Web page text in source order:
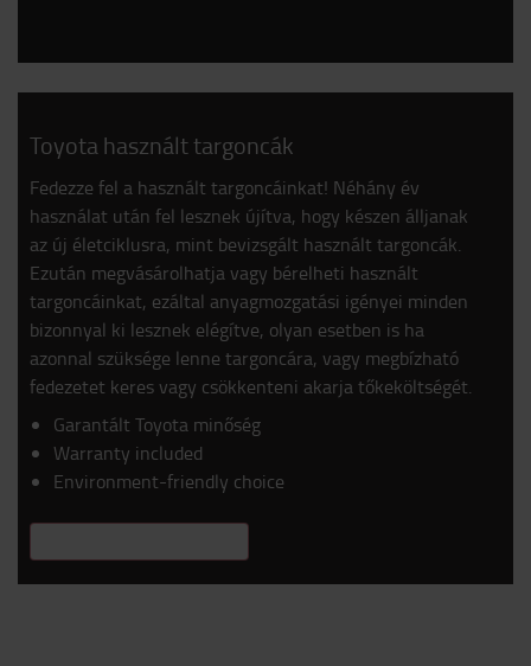
Toyota használt targoncák
Fedezze fel a használt targoncáinkat! Néhány év
használat után fel lesznek újítva, hogy készen álljanak
az új életciklusra, mint bevizsgált használt targoncák.
Ezután megvásárolhatja vagy bérelheti használt
targoncáinkat, ezáltal anyagmozgatási igényei minden
bizonnyal ki lesznek elégítve, olyan esetben is ha
azonnal szüksége lenne targoncára, vagy megbízható
fedezetet keres vagy csökkenteni akarja tőkeköltségét.
Garantált Toyota minőség
Warranty included
Environment-friendly choice